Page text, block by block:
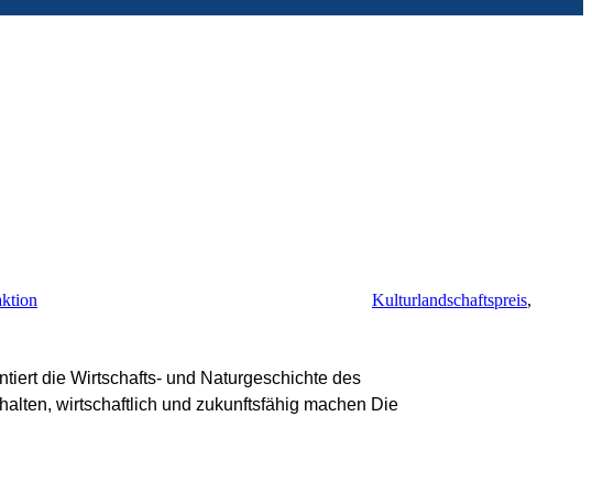
Kulturlandschaftspreis,
die Wirtschafts- und Naturgeschichte des
wirtschaftlich und zukunftsfähig machen Die